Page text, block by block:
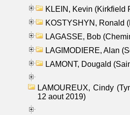
KLEIN, Kevin (Kirkfield
KOSTYSHYN, Ronald
LAGASSE, Bob
LAGIMODIERE, Alan
LAMONT, Dougald
LAMOUREUX, Cindy
12 aout 2019)